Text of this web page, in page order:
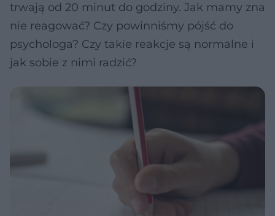
trwają od 20 minut do godziny. Jak mamy zna
nie reagować? Czy powinniśmy pójść do
psychologa? Czy takie reakcje są normalne i
jak sobie z nimi radzić?